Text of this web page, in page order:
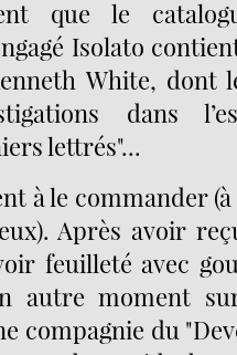
que le
Isolato
White, dont
dans
lettrés"...
à le commander
Après avoir
feuilleté avec
autre moment
compagnie du